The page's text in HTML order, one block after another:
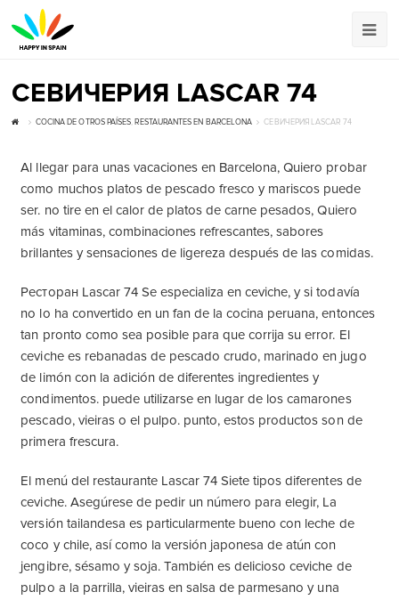
СЕВИЧЕРИЯ LASCAR 74
COCINA DE OTROS PAÍSES, RESTAURANTES EN BARCELONA СЕВИЧЕРИЯ LASCAR 74
Al llegar para unas vacaciones en Barcelona, Quiero probar
como muchos platos de pescado fresco y mariscos puede
ser. no tire en el calor de platos de carne pesados, Quiero
más vitaminas, combinaciones refrescantes, sabores
brillantes y sensaciones de ligereza después de las comidas.
Ресторан Lascar 74 Se especializa en ceviche, y si todavía
no lo ha convertido en un fan de la cocina peruana, entonces
tan pronto como sea posible para que corrija su error. El
ceviche es rebanadas de pescado crudo, marinado en jugo
de limón con la adición de diferentes ingredientes y
condimentos. puede utilizarse en lugar de los camarones
pescado, vieiras o el pulpo. punto, estos productos son de
primera frescura.
El menú del restaurante Lascar 74 Siete tipos diferentes de
ceviche. Asegúrese de pedir un número para elegir, La
versión tailandesa es particularmente bueno con leche de
coco y chile, así como la versión japonesa de atún con
jengibre, sésamo y soja. También es delicioso ceviche de
pulpo a la parrilla, vieiras en salsa de parmesano y una